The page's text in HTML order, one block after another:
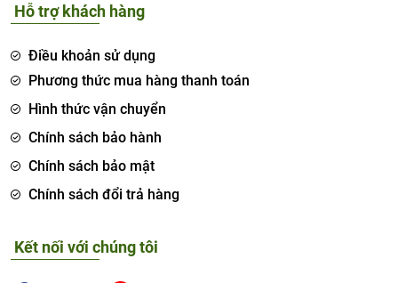
Hỗ trợ khách hàng
Điều khoản sử dụng
Phương thức mua hàng thanh toán
Hình thức vận chuyển
Chính sách bảo hành
Chính sách bảo mật
Chính sách đổi trả hàng
Kết nối với chúng tôi